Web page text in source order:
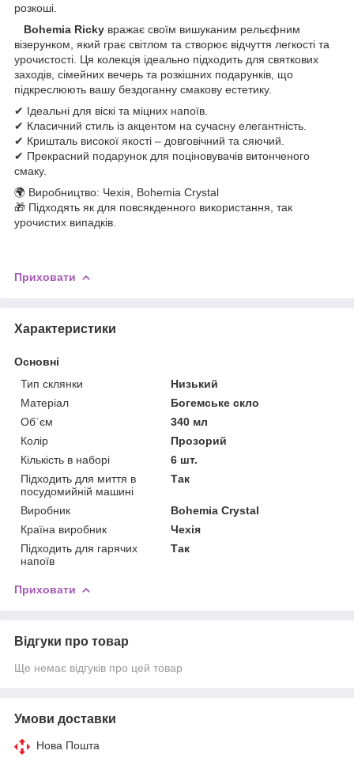
розкоші.
Bohemia Ricky вражає своїм вишуканим рельєфним
візерунком, який грає світлом та створює відчуття легкості та
урочистості. Ця колекція ідеально підходить для святкових
заходів, сімейних вечерь та розкішних подарунків, що
підкреслюють вашу бездоганну смакову естетику.
✔ Ідеальні для віскі та міцних напоїв.
✔ Класичний стиль із акцентом на сучасну елегантність.
✔ Кришталь високої якості – довговічний та сяючий.
✔ Прекрасний подарунок для поціновувачів витонченого
смаку.
🌍 Виробництво: Чехія, Bohemia Crystal
🎁 Підходять як для повсякденного використання, так
урочистих випадків.
Приховати
Характеристики
Основні
Тип склянки
Низький
Матеріал
Богемське скло
Об`єм
340 мл
Колір
Прозорий
Кількість в наборі
6 шт.
Підходить для миття в
посудомийній машині
Так
Виробник
Bohemia Crystal
Країна виробник
Чехія
Підходить для гарячих
напоїв
Так
Приховати
Відгуки про товар
Ще немає відгуків про цей товар
Умови доставки
Нова Пошта